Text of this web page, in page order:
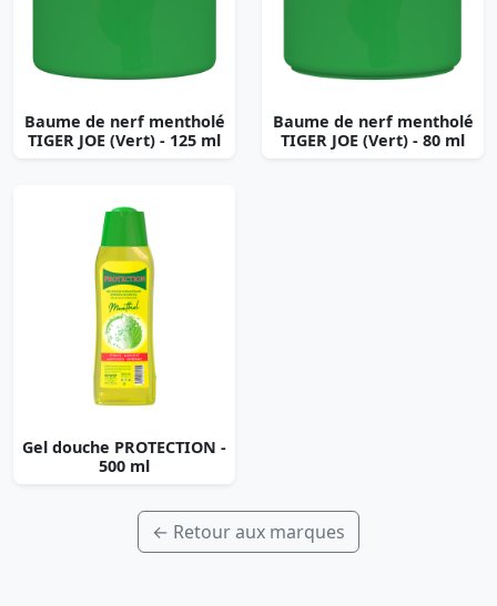
Baume de nerf mentholé
TIGER JOE (Vert) - 125 ml
Baume de nerf mentholé
TIGER JOE (Vert) - 80 ml
Gel douche PROTECTION -
500 ml
← Retour aux marques